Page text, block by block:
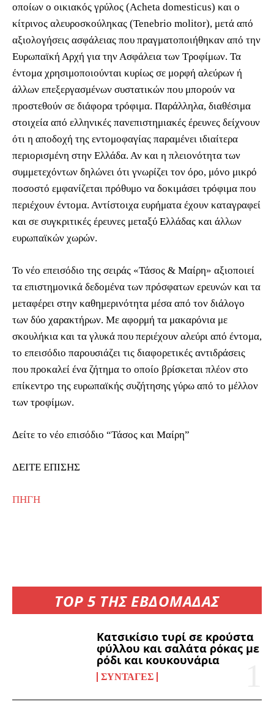
TOP 5 ΤΗΣ ΕΒΔΟΜΑΔΑΣ
Κατσικίσιο τυρί σε κρούστα
φύλλου και σαλάτα ρόκας με
ρόδι και κουκουνάρια
ΣΥΝΤΑΓΈΣ
οποίων ο οικιακός γρύλος (Acheta domesticus) και ο
κίτρινος αλευροσκούληκας (Tenebrio molitor), μετά από
αξιολογήσεις ασφάλειας που πραγματοποιήθηκαν από την
Ευρωπαϊκή Αρχή για την Ασφάλεια των Τροφίμων. Τα
έντομα χρησιμοποιούνται κυρίως σε μορφή αλεύρων ή
άλλων επεξεργασμένων συστατικών που μπορούν να
προστεθούν σε διάφορα τρόφιμα. Παράλληλα, διαθέσιμα
στοιχεία από ελληνικές πανεπιστημιακές έρευνες δείχνουν
ότι η αποδοχή της εντομοφαγίας παραμένει ιδιαίτερα
περιορισμένη στην Ελλάδα. Αν και η πλειονότητα των
συμμετεχόντων δηλώνει ότι γνωρίζει τον όρο, μόνο μικρό
ποσοστό εμφανίζεται πρόθυμο να δοκιμάσει τρόφιμα που
περιέχουν έντομα. Αντίστοιχα ευρήματα έχουν καταγραφεί
και σε συγκριτικές έρευνες μεταξύ Ελλάδας και άλλων
ευρωπαϊκών χωρών.
Το νέο επεισόδιο της σειράς «Τάσος & Μαίρη» αξιοποιεί
τα επιστημονικά δεδομένα των πρόσφατων ερευνών και τα
μεταφέρει στην καθημερινότητα μέσα από τον διάλογο
των δύο χαρακτήρων. Με αφορμή τα μακαρόνια με
σκουλήκια και τα γλυκά που περιέχουν αλεύρι από έντομα,
το επεισόδιο παρουσιάζει τις διαφορετικές αντιδράσεις
που προκαλεί ένα ζήτημα το οποίο βρίσκεται πλέον στο
επίκεντρο της ευρωπαϊκής συζήτησης γύρω από το μέλλον
των τροφίμων.
Δείτε το νέο επισόδιο “Τάσος και Μαίρη”
ΔΕΙΤΕ ΕΠΙΣΗΣ
ΠΗΓΗ